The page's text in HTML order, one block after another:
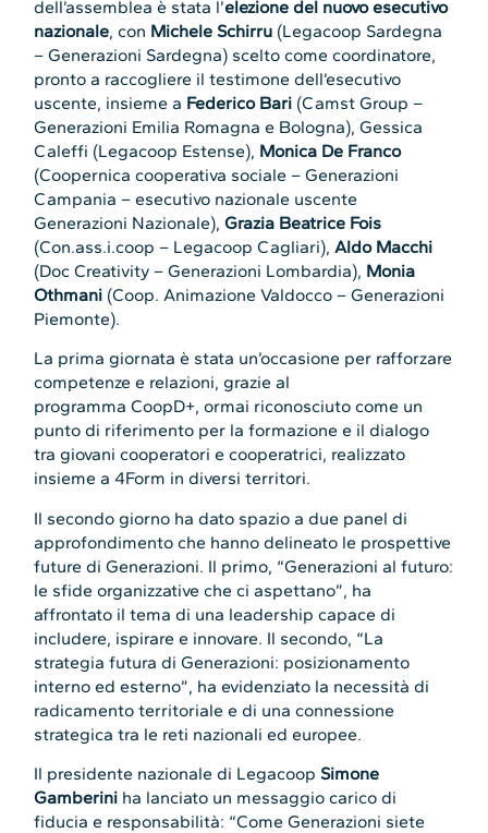
dell’assemblea è stata l’elezione del nuovo esecutivo
nazionale, con Michele Schirru (Legacoop Sardegna
– Generazioni Sardegna) scelto come coordinatore,
pronto a raccogliere il testimone dell’esecutivo
uscente, insieme a Federico Bari (Camst Group –
Generazioni Emilia Romagna e Bologna), Gessica
Caleffi (Legacoop Estense), Monica De Franco
(Coopernica cooperativa sociale – Generazioni
Campania – esecutivo nazionale uscente
Generazioni Nazionale),Grazia Beatrice Fois
(Con.ass.i.coop – Legacoop Cagliari),Aldo Macchi
(Doc Creativity – Generazioni Lombardia), Monia
Othmani (Coop. Animazione Valdocco – Generazioni
Piemonte).
La prima giornata è stata un’occasione per rafforzare
competenze e relazioni, grazie al
programma CoopD+, ormai riconosciuto come un
punto di riferimento per la formazione e il dialogo
tra giovani cooperatori e cooperatrici, realizzato
insieme a 4Form in diversi territori.
Il secondo giorno ha dato spazio a due panel di
approfondimento che hanno delineato le prospettive
future di Generazioni. Il primo, “Generazioni al futuro:
le sfide organizzative che ci aspettano”, ha
affrontato il tema di una leadership capace di
includere, ispirare e innovare. Il secondo, “La
strategia futura di Generazioni: posizionamento
interno ed esterno”, ha evidenziato la necessità di
radicamento territoriale e di una connessione
strategica tra le reti nazionali ed europee.
Il presidente nazionale di Legacoop Simone
Gamberini ha lanciato un messaggio carico di
fiducia e responsabilità: “Come Generazioni siete